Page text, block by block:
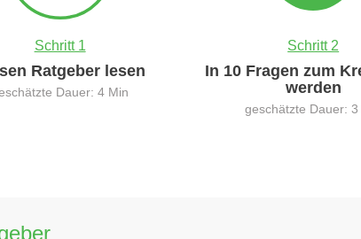
Schritt 1
Ratgeber lesen
Dauer: 4 Min
Schritt 2
In 10 Fragen zum
werden
geschätzte Dauer: 3